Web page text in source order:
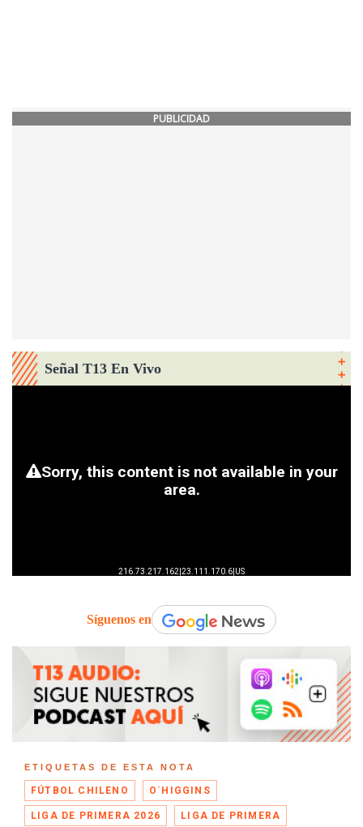
PUBLICIDAD
Señal T13 En Vivo
Síguenos en
ETIQUETAS DE ESTA NOTA
FÚTBOL CHILENO O´HIGGINS
LIGA DE PRIMERA 2026 LIGA DE PRIMERA